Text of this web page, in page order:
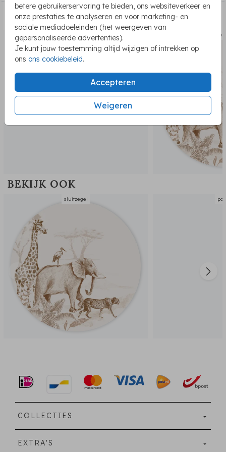
betere gebruikerservaring te bieden, ons websiteverkeer en
onze prestaties te analyseren en voor marketing- en
sociale mediadoeleinden (het weergeven van
gepersonaliseerde advertenties).
Je kunt jouw toestemming altijd wijzigen of intrekken op
ons ons cookiebeleid.
Accepteren
Weigeren
PASSEND BIJ DE KAART
poster
BEKIJK OOK
sluitzegel
COLLECTIES
EXTRA'S